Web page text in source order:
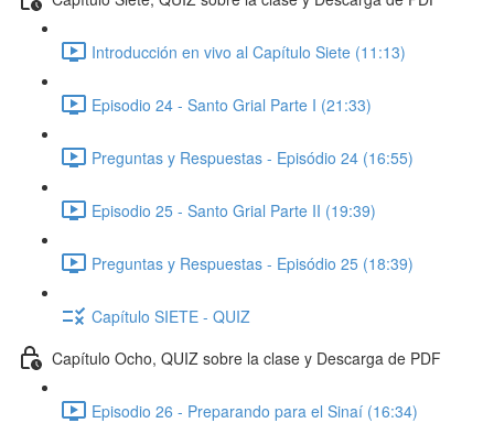
Introducción en vivo al Capítulo Siete (11:13)
Episodio 24 - Santo Grial Parte I (21:33)
Preguntas y Respuestas - Episódio 24 (16:55)
Episodio 25 - Santo Grial Parte II (19:39)
Preguntas y Respuestas - Episódio 25 (18:39)
Capítulo SIETE - QUIZ
Capítulo Ocho, QUIZ sobre la clase y Descarga de PDF
Episodio 26 - Preparando para el Sinaí (16:34)